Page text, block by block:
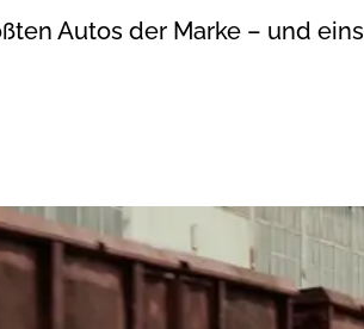
Autos der Marke – und eins